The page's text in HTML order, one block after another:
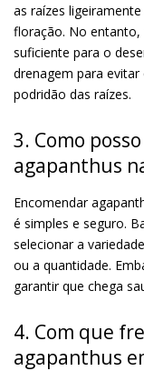
as raízes
floração. No entanto,
suficiente para o
drenagem para
podridão das raízes.
3. Como
agapanthus
Encomendar
é simples e seguro.
selecionar a
ou a quantidade.
garantir que chega
4. Com que
agapanthus